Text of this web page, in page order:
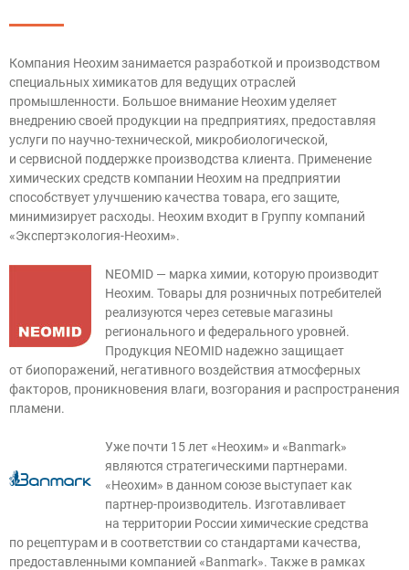
Компания Неохим занимается разработкой и производством
специальных химикатов для ведущих отраслей
промышленности. Большое внимание Неохим уделяет
внедрению своей продукции на предприятиях, предоставляя
услуги по научно-технической, микробиологической,
и сервисной поддержке производства клиента. Применение
химических средств компании Неохим на предприятии
способствует улучшению качества товара, его защите,
минимизирует расходы. Неохим входит в Группу компаний
«Экспертэкология-Неохим».
NEOMID — марка химии, которую производит
Неохим. Товары для розничных потребителей
реализуются через сетевые магазины
регионального и федерального уровней.
Продукция NEOMID надежно защищает
от биопоражений, негативного воздействия атмосферных
факторов, проникновения влаги, возгорания и распространения
пламени.
Уже почти 15 лет «Неохим» и «Banmark»
являются стратегическими партнерами.
«Неохим» в данном союзе выступает как
партнер-производитель. Изготавливает
на территории России химические средства
по рецептурам и в соответствии со стандартами качества,
предоставленными компанией «Banmark». Также в рамках